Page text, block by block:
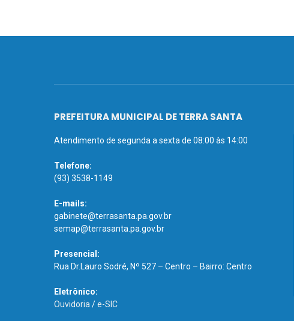
PREFEITURA MUNICIPAL DE TERRA SANTA
Atendimento de segunda a sexta de 08:00 às 14:00
Telefone:
(93) 3538-1149
E-mails:
gabinete@terrasanta.pa.gov.br
semap@terrasanta.pa.gov.br
Presencial:
Rua Dr.Lauro Sodré, Nº 527 – Centro – Bairro: Centro
Eletrônico:
Ouvidoria /e-SIC